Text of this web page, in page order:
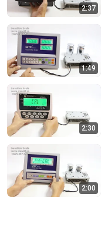
2:37
1:49
2:30
2:00